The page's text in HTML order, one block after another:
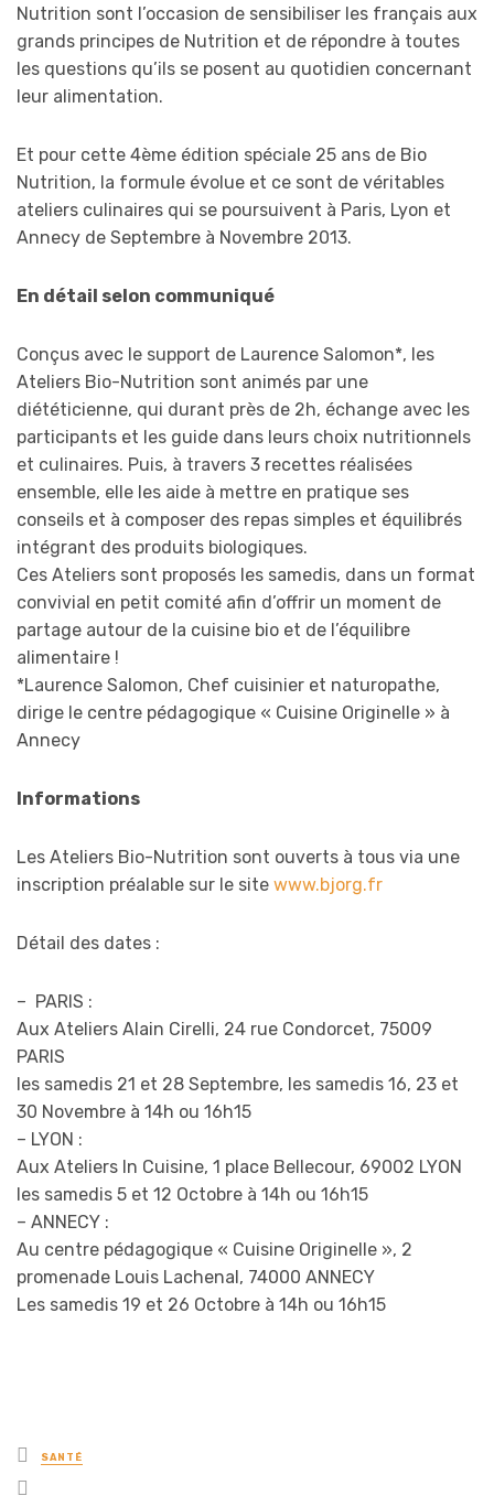
Nutrition sont l’occasion de sensibiliser les français aux
grands principes de Nutrition et de répondre à toutes
les questions qu’ils se posent au quotidien concernant
leur alimentation.
Et pour cette 4ème édition spéciale 25 ans de Bio
Nutrition, la formule évolue et ce sont de véritables
ateliers culinaires qui se poursuivent à Paris, Lyon et
Annecy de Septembre à Novembre 2013.
En détail selon communiqué
Conçus avec le support de Laurence Salomon*, les
Ateliers Bio-Nutrition sont animés par une
diététicienne, qui durant près de 2h, échange avec les
participants et les guide dans leurs choix nutritionnels
et culinaires. Puis, à travers 3 recettes réalisées
ensemble, elle les aide à mettre en pratique ses
conseils et à composer des repas simples et équilibrés
intégrant des produits biologiques.
Ces Ateliers sont proposés les samedis, dans un format
convivial en petit comité afin d’offrir un moment de
partage autour de la cuisine bio et de l’équilibre
alimentaire !
*Laurence Salomon, Chef cuisinier et naturopathe,
dirige le centre pédagogique « Cuisine Originelle » à
Annecy
Informations
Les Ateliers Bio-Nutrition sont ouverts à tous via une
inscription préalable sur le site www.bjorg.fr
Détail des dates :
– PARIS :
Aux Ateliers Alain Cirelli, 24 rue Condorcet, 75009
PARIS
les samedis 21 et 28 Septembre, les samedis 16, 23 et
30 Novembre à 14h ou 16h15
– LYON :
Aux Ateliers In Cuisine, 1 place Bellecour, 69002 LYON
les samedis 5 et 12 Octobre à 14h ou 16h15
– ANNECY :
Au centre pédagogique « Cuisine Originelle », 2
promenade Louis Lachenal, 74000 ANNECY
Les samedis 19 et 26 Octobre à 14h ou 16h15
Posted
in
SANTÉ